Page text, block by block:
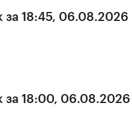
за 18:45, 06.08.2026
за 18:00, 06.08.2026